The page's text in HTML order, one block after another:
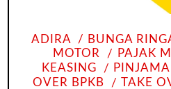
ADIRA BUNGA
MOTOR
PAJAK
KEASING
OVER BPKB
TAKE